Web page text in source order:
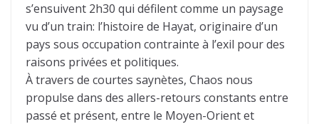
s’ensuivent 2h30 qui défilent comme un paysage
vu d’un train: l’histoire de Hayat, originaire d’un
pays sous occupation contrainte à l’exil pour des
raisons privées et politiques.
À travers de courtes saynètes, Chaos nous
propulse dans des allers-retours constants entre
passé et présent, entre le Moyen-Orient et